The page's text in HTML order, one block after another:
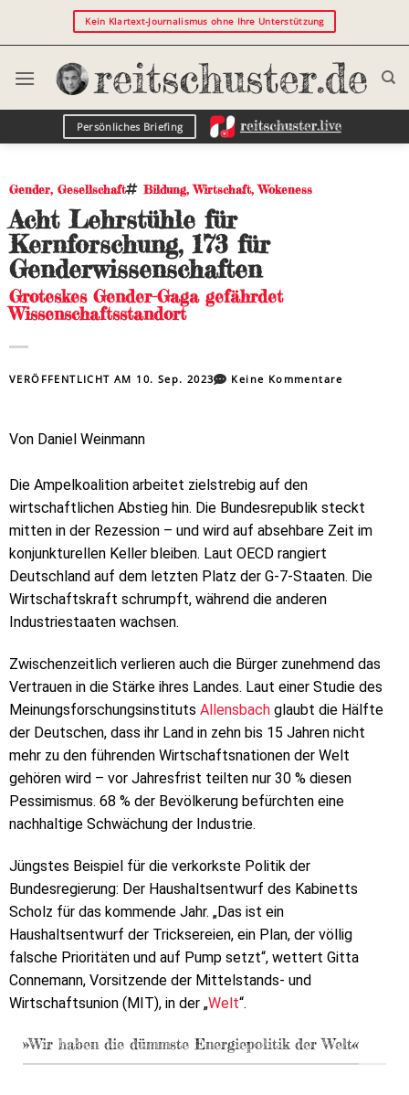
Kein Klartext-Journalismus ohne Ihre Unterstützung
Persönliches Briefing
Gender, Gesellschaft Bildung,Wirtschaft,Wokeness
Acht Lehrstühle für
Kernforschung, 173 für
Genderwissenschaften
Groteskes Gender-Gaga gefährdet
Wissenschaftsstandort
VERÖFFENTLICHT AM 10. Sep. 2023 Keine Kommentare
Von Daniel Weinmann
Die Ampelkoalition arbeitet zielstrebig auf den
wirtschaftlichen Abstieg hin. Die Bundesrepublik steckt
mitten in der Rezession – und wird auf absehbare Zeit im
konjunkturellen Keller bleiben. Laut OECD rangiert
Deutschland auf dem letzten Platz der G-7-Staaten. Die
Wirtschaftskraft schrumpft, während die anderen
Industriestaaten wachsen.
Zwischenzeitlich verlieren auch die Bürger zunehmend das
Vertrauen in die Stärke ihres Landes. Laut einer Studie des
Meinungsforschungsinstituts Allensbach glaubt die Hälfte
der Deutschen, dass ihr Land in zehn bis 15 Jahren nicht
mehr zu den führenden Wirtschaftsnationen der Welt
gehören wird – vor Jahresfrist teilten nur 30 % diesen
Pessimismus. 68 % der Bevölkerung befürchten eine
nachhaltige Schwächung der Industrie.
Jüngstes Beispiel für die verkorkste Politik der
Bundesregierung: Der Haushaltsentwurf des Kabinetts
Scholz für das kommende Jahr. „Das ist ein
Haushaltsentwurf der Tricksereien, ein Plan, der völlig
falsche Prioritäten und auf Pump setzt“, wettert Gitta
Connemann, Vorsitzende der Mittelstands- und
Wirtschaftsunion (MIT), in der „Welt“.
»Wir haben die dümmste Energiepolitik der Welt«